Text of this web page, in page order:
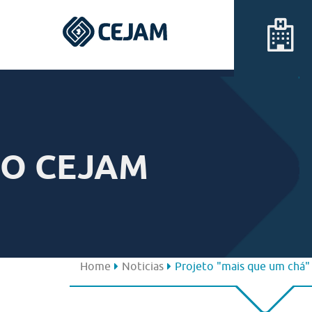
O CEJAM
Home Noticias Projeto "mais que um